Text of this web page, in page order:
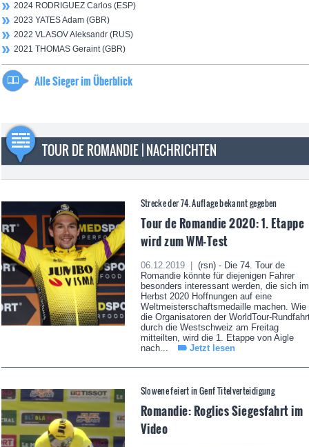
2024 RODRIGUEZ Carlos (ESP)
2023 YATES Adam (GBR)
2022 VLASOV Aleksandr (RUS)
2021 THOMAS Geraint (GBR)
Alle Sieger im Überblick
TOUR DE ROMANDIE | NACHRICHTEN
Strecke der 74. Auflage bekannt gegeben
Tour de Romandie 2020: 1. Etappe
wird zum WM-Test
06.12.2019 |
(rsn) - Die 74. Tour de
Romandie könnte für diejenigen Fahrer
besonders interessant werden, die sich im
Herbst 2020 Hoffnungen auf eine
Weltmeisterschaftsmedaille machen. Wie
die Organisatoren der WorldTour-
durch die Westschweiz am Freitag
mitteilten, wird die 1. Etappe von Aigle
nach...
Jetzt lesen
Slowene feiert in Genf Titelverteidigung
Romandie: Roglics Siegesfahrt im
Video